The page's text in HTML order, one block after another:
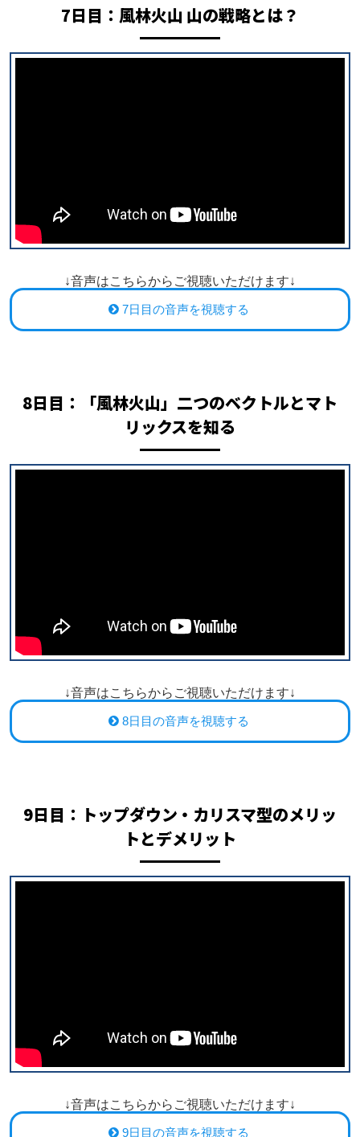
7日目： 風林火山 山の戦略とは？
↓音声はこちらからご視聴いただけます↓
7日目の音声を視聴する
8日目：「風林火山」二つのベクトルとマト
リックスを知る
↓音声はこちらからご視聴いただけます↓
8日目の音声を視聴する
9日目：トップダウン・カリスマ型のメリッ
トとデメリット
↓音声はこちらからご視聴いただけます↓
9日目の音声を視聴する